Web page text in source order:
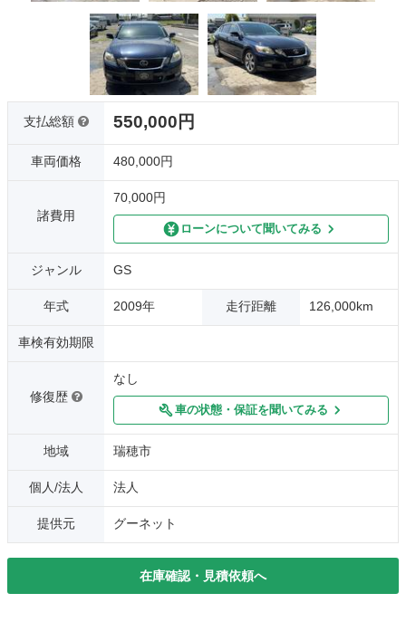
支払総額 550,000円
車両価格 480,000円
諸費用
70,000円
ローンについて聞いてみる
ジャンル GS
年式 2009年 走行距離 126,000km
車検有効期限
修復歴
なし
車の状態・保証を聞いてみる
地域 瑞穂市
個人/法人 法人
提供元 グーネット
在庫確認・見積依頼へ